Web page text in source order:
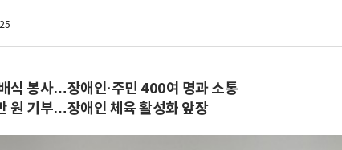
식 봉사…장애인·주민 400여 명과 소통
원 기부…장애인 체육 활성화 앞장